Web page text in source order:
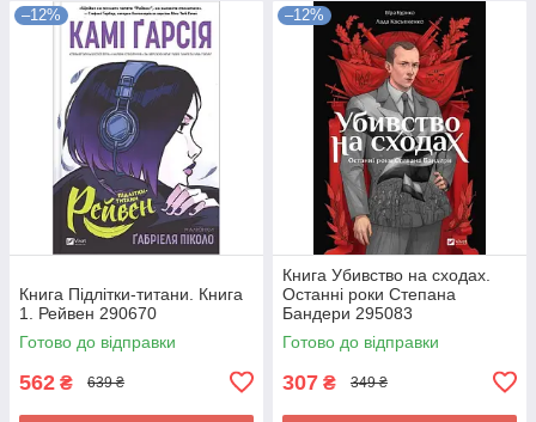
–12%
Книга Підлітки-титани. Книга
1. Рейвен 290670
Готово до відправки
562 ₴ 639 ₴
–12%
Книга Убивство на сходах.
Останні роки Степана
Бандери 295083
Готово до відправки
307 ₴ 349 ₴